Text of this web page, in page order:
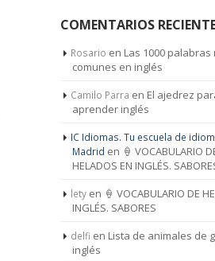
COMENTARIOS
Rosario en Las 1000 palabras
comunes en inglés
Camilo Parra en El ajedrez
aprender inglés
IC Idiomas. Tu escuela de
Madrid en 🍦 VOCABULARIO
HELADOS EN INGLÉS.
lety en 🍦 VOCABULARIO DE
INGLÉS. SABORES
delfi en Lista de animales de
inglés